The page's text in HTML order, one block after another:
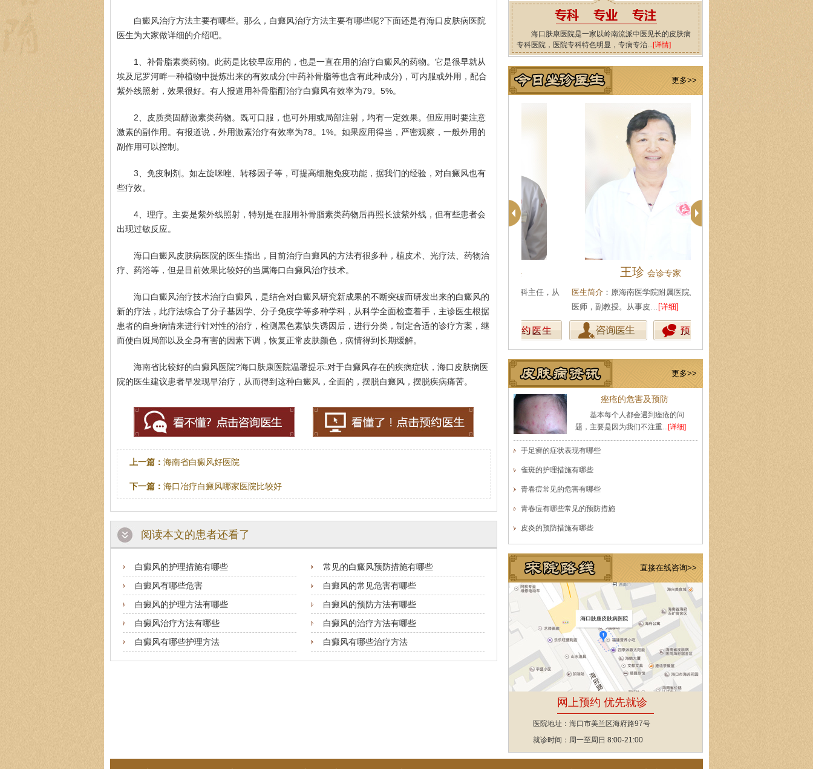
白癜风治疗方法主要有哪些。那么，白癜风治疗方法主要有哪些呢?下面还是有海口皮肤病医院
医生为大家做详细的介绍吧。
1、补骨脂素类药物。此药是比较早应用的，也是一直在用的治疗白癜风的药物。它是很早就从
埃及尼罗河畔一种植物中提炼出来的有效成分(中药补骨脂等也含有此种成分)，可内服或外用，配合
紫外线照射，效果很好。有人报道用补骨脂酊治疗白癜风有效率为79。5%。
2、皮质类固醇激素类药物。既可口服，也可外用或局部注射，均有一定效果。但应用时要注意
激素的副作用。有报道说，外用激素治疗有效率为78。1%。如果应用得当，严密观察，一般外用的
副作用可以控制。
3、免疫制剂。如左旋咪唑、转移因子等，可提高细胞免疫功能，据我们的经验，对白癜风也有
些疗效。
4、理疗。主要是紫外线照射，特别是在服用补骨脂素类药物后再照长波紫外线，但有些患者会
出现过敏反应。
海口白癜风皮肤病医院的医生指出，目前治疗白癜风的方法有很多种，植皮术、光疗法、药物治
疗、药浴等，但是目前效果比较好的当属海口白癜风治疗技术。
海口白癜风治疗技术治疗白癜风，是结合对白癜风研究新成果的不断突破而研发出来的白癜风的
新的疗法，此疗法综合了分子基因学、分子免疫学等多种学科，从科学全面检查着手，主诊医生根据
患者的自身病情来进行针对性的治疗，检测黑色素缺失诱因后，进行分类，制定合适的诊疗方案，继
而使白斑局部以及全身有害的因素下调，恢复正常皮肤颜色，病情得到长期缓解。
海南省比较好的白癜风医院?海口肤康医院温馨提示:对于白癜风存在的疾病症状，海口皮肤病医
院的医生建议患者早发现早治疗，从而得到这种白癜风，全面的，摆脱白癜风，摆脱疾病痛苦。
上一篇： 海南省白癜风好医院
下一篇： 海口冶疗白癜风哪家医院比较好
阅读本文的患者还看了
白癜风的护理措施有哪些
常见的白癜风预防措施有哪些
白癜风有哪些危害
白癜风的常见危害有哪些
白癜风的护理方法有哪些
白癜风的预防方法有哪些
白癜风治疗方法有哪些
白癜风的治疗方法有哪些
白癜风有哪些护理方法
白癜风有哪些治疗方法
海口肤康医院是一家以岭南流派中医见长的皮肤病
专科医院，医院专科特色明显，专病专治...[详情]
更多>>
会诊专家
医生简介 ：原海南医学院附属医院皮肤科主任
医师，副教授。从事皮…[详细]
更多>>
痤疮的危害及预防
基本每个人都会遇到痤疮的问
题，主要是因为我们不注重...[详细]
手足癣的症状表现有哪些
雀斑的护理措施有哪些
青春痘常见的危害有哪些
青春痘有哪些常见的预防措施
皮炎的预防措施有哪些
直接在线咨询>>
网上预约 优先就诊
医院地址：海口市美兰区海府路97号
就诊时间：周一至周日 8:00-21:00